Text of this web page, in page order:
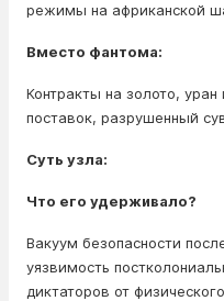
режимы на африканской
Вместо фантома:
Контракты на золото,
поставок, разрушенный
Суть узла:
Что его удерживало?
Вакуум безопасности
уязвимость
диктаторов от